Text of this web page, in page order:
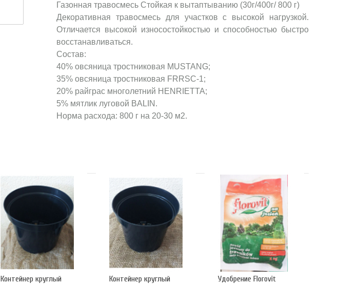
Газонная травосмесь Стойкая к вытаптыванию (30г/400г/ 800 г)
Декоративная травосмесь для участков с высокой нагрузкой.
Отличается высокой износостойкостью и способностью быстро
восстанавливаться.
Состав:
40% овсяница тростниковая MUSTANG;
35% овсяница тростниковая FRRSC-1;
20% райграс многолетний HENRIETTA;
5% мятлик луговой BALIN.
Норма расхода: 800 г на 20-30 м2.
Контейнер круглый
Контейнер круглый
Удобрение Florovit